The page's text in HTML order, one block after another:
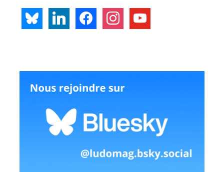
bluesky linkedin facebook instagramyoutube